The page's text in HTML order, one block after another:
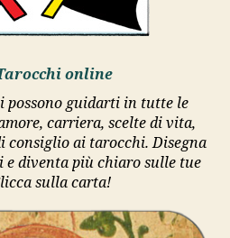
online
possono guidarti in tutte le
carriera, scelte di vita,
consiglio ai tarocchi. Disegna
e diventa più chiaro sulle tue
sulla carta!